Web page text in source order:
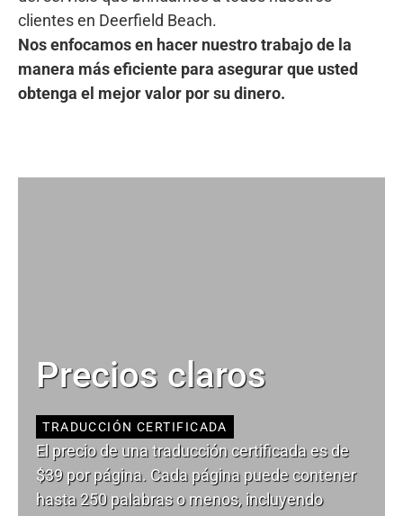
clientes en Deerfield Beach.
Nos enfocamos en hacer nuestro trabajo de la
manera más eficiente para asegurar que usted
obtenga el mejor valor por su dinero.
Precios claros
TRADUCCIÓN CERTIFICADA
El precio de una traducción certificada es de
$39 por página. Cada página puede contener
hasta 250 palabras o menos, incluyendo